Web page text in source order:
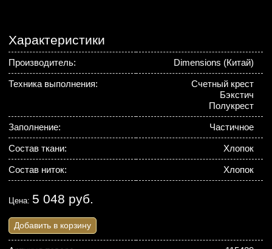
Характеристики
Производитель: Dimensions (Китай)
Техника выполнения:
Счетный крест
Бэкстич
Полукрест
Заполнение: Частичное
Состав ткани: Хлопок
Состав ниток: Хлопок
Цена: 5 048 руб.
Добавить в корзину